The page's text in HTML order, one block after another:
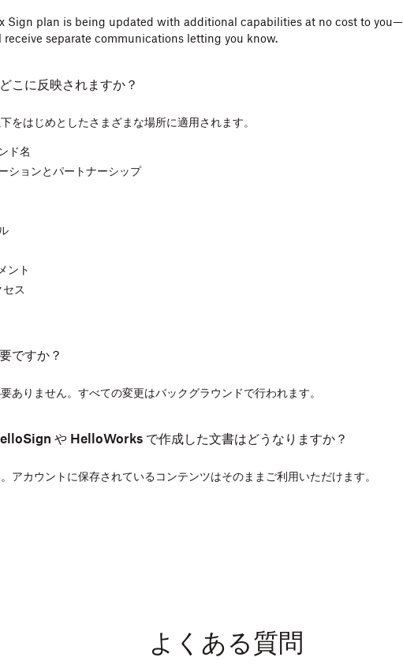
Sign plan is being updated with additional capabilities at no cost to
receive separate communications letting you know.
こに反映されますか？
をはじめとしたさまざまな場所に適用されます。‍
ド名
ションとパートナーシップ
ント
ス
ですか？
ありません。すべての変更はバックグラウンドで行われます。
や HelloWorks で作成した文書はどうなりますか？
アカウントに保存されているコンテンツはそのままご利用いただけます。
よくある質問